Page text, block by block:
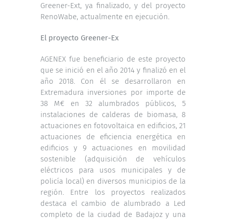
Greener-Ext, ya finalizado, y del proyecto
RenoWabe, actualmente en ejecución.
El proyecto Greener-Ex
AGENEX fue beneficiario de este proyecto
que se inició en el año 2014 y finalizó en el
año 2018. Con él se desarrollaron en
Extremadura inversiones por importe de
38 M€ en 32 alumbrados públicos, 5
instalaciones de calderas de biomasa, 8
actuaciones en fotovoltaica en edificios, 21
actuaciones de eficiencia energética en
edificios y 9 actuaciones en movilidad
sostenible (adquisición de vehículos
eléctricos para usos municipales y de
policía local) en diversos municipios de la
región. Entre los proyectos realizados
destaca el cambio de alumbrado a Led
completo de la ciudad de Badajoz y una